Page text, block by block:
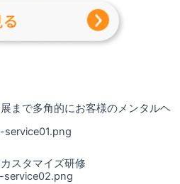
まで多角的にお客様のメンタルヘ
スタマイズ研修